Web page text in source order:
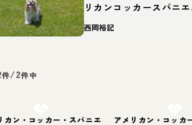
リカンコッカースパニ
んな犬？性格・特徴・育
え方
西岡裕記
件/2件中
カン・コッカー・スパニエ
アメリカン・コッカ